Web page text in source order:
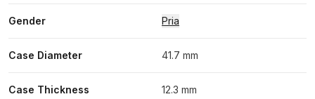
Gender Pria
Case Diameter 41.7 mm
Case Thickness 12.3 mm